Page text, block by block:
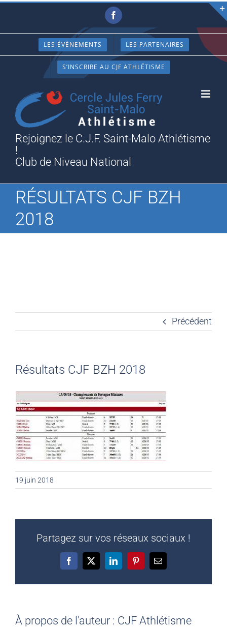
Passer
contenu
Facebook
LES ÉVÈNEMENTS LES PARTENAIRES
S’INSCRIRE AU CJF ATHLÉTISME
Rejoignez le C.J.F. Saint-Malo Athlétisme
!
Club de Niveau National
RÉSULTATS CJF BZH
2018
Précédent
Résultats CJF BZH 2018
19 juin 2018
Partagez sur vos réseaux sociaux !
Facebook
X LinkedInPinterestEmail
À propos de l'auteur : CJF Athlétisme